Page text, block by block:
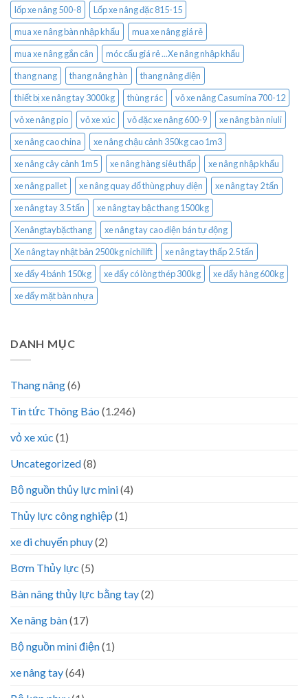
lốp xe nâng 500-8
Lốp xe nâng đặc 815-15
mua xe nâng bàn nhập khẩu
mua xe nâng giá rẻ
mua xe nâng gắn cân
móc cẩu giá rẻ ...Xe nâng nhập khẩu
thang nang
thang nâng hàn
thang nâng điện
thiết bị xe nâng tay 3000kg
thùng rác
vỏ xe nâng Casumina 700-12
vỏ xe nâng pio
vỏ xe xúc vỏ đặc xe nâng 600-9
xe nâng bàn niuli
xe nâng cao china
xe nâng chậu cảnh 350kg cao 1m3
xe nâng cây cảnh 1m5
xe nâng hàng siêu thấp
xe nâng nhập khẩu
xe nâng pallet
xe nâng quay đổ thùng phuy điện
xe nâng tay 2 tấn
xe nâng tay 3.5 tấn
xe nâng tay bậc thang 1500kg
Xenângtaybặcthang
xe nâng tay cao điện bán tự động
Xe nâng tay nhật bản 2500kg nichilift
xe nâng tay thấp 2.5 tấn
xe đẩy 4 bánh 150kg
xe đẩy có lòng thép 300kg
xe đẩy hàng 600kg
xe đẩy mặt bàn nhựa
DANH MỤC
Thang nâng(6)
Tin tức Thông Báo (1.246)
vỏ xe xúc (1)
Uncategorized(8)
Bộ nguồn thủy lực mini(4)
Thủy lực công nghiệp (1)
xe di chuyển phuy(2)
Bơm Thủy lực (5)
Bàn nâng thủy lực bằng tay(2)
Xe nâng bàn(17)
Bộ nguồn mini điện(1)
xe nâng tay(64)